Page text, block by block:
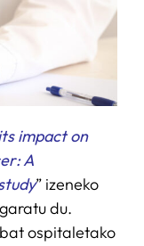
impact on
A
” izeneko
du.
ospitaletako